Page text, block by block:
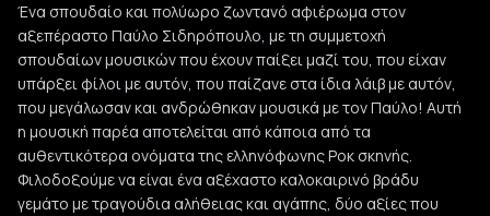
T Thanasis Petheriotis
greek rock
G Grigoris Klioumis
C Christos Psaromiligkos
Ένα σπουδαίο και πολύωρο ζωντανό αφιέρωμα στον
αξεπέραστο Παύλο Σιδηρόπουλο, με τη συμμετοχή
σπουδαίων μουσικών που έχουν παίξει μαζί του, που είχαν
υπάρξει φίλοι με αυτόν, που παίζανε στα ίδια λάιβ με αυτόν,
που μεγάλωσαν και ανδρώθηκαν μουσικά με τον Παύλο! Αυτή
η μουσική παρέα αποτελείται από κάποια από τα
αυθεντικότερα ονόματα της ελληνόφωνης Ροκ σκηνής.
Φιλοδοξούμε να είναι ένα αξέχαστο καλοκαιρινό βράδυ
γεμάτο με τραγούδια αλήθειας και αγάπης, δύο αξίες που